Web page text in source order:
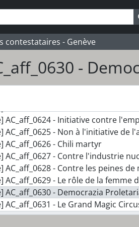
contestataires - Genève
-
- Jacques Cocquio
AC_aff_0621 - Dessins animés & Cie
AC_aff_0624 - Initiative contre
AC_aff_0625 - Non à l'initiative de
AC_aff_0626 - Chili martyr
AC_aff_0627 - Contre l'industrie
AC_aff_0628 - Contre les peines
AC_aff_0629 - Le rôle de la
AC_aff_0630 - Democrazia
AC_aff_0631 - Le Grand Magic
AC_aff_0632 - Kermesse de Terre